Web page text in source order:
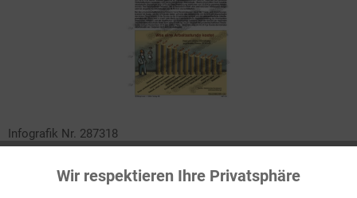
Infografik Nr. 287318
Deutschland ist unbestritten ein Hochlohnland. Die
durchschnittlichen Gesamtkosten einer Arbeitsstunde in der
Funktionale Aktiv
Wir respektieren Ihre Privatsphäre